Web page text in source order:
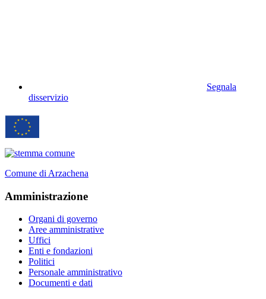
Segnala
disservizio
Comune di Arzachena
Amministrazione
Organi di governo
Aree amministrative
Uffici
Enti e fondazioni
Politici
Personale amministrativo
Documenti e dati